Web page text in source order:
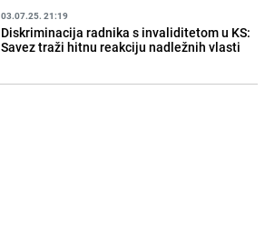
03.07.25. 21:19
Diskriminacija radnika s invaliditetom u KS:
Savez traži hitnu reakciju nadležnih vlasti